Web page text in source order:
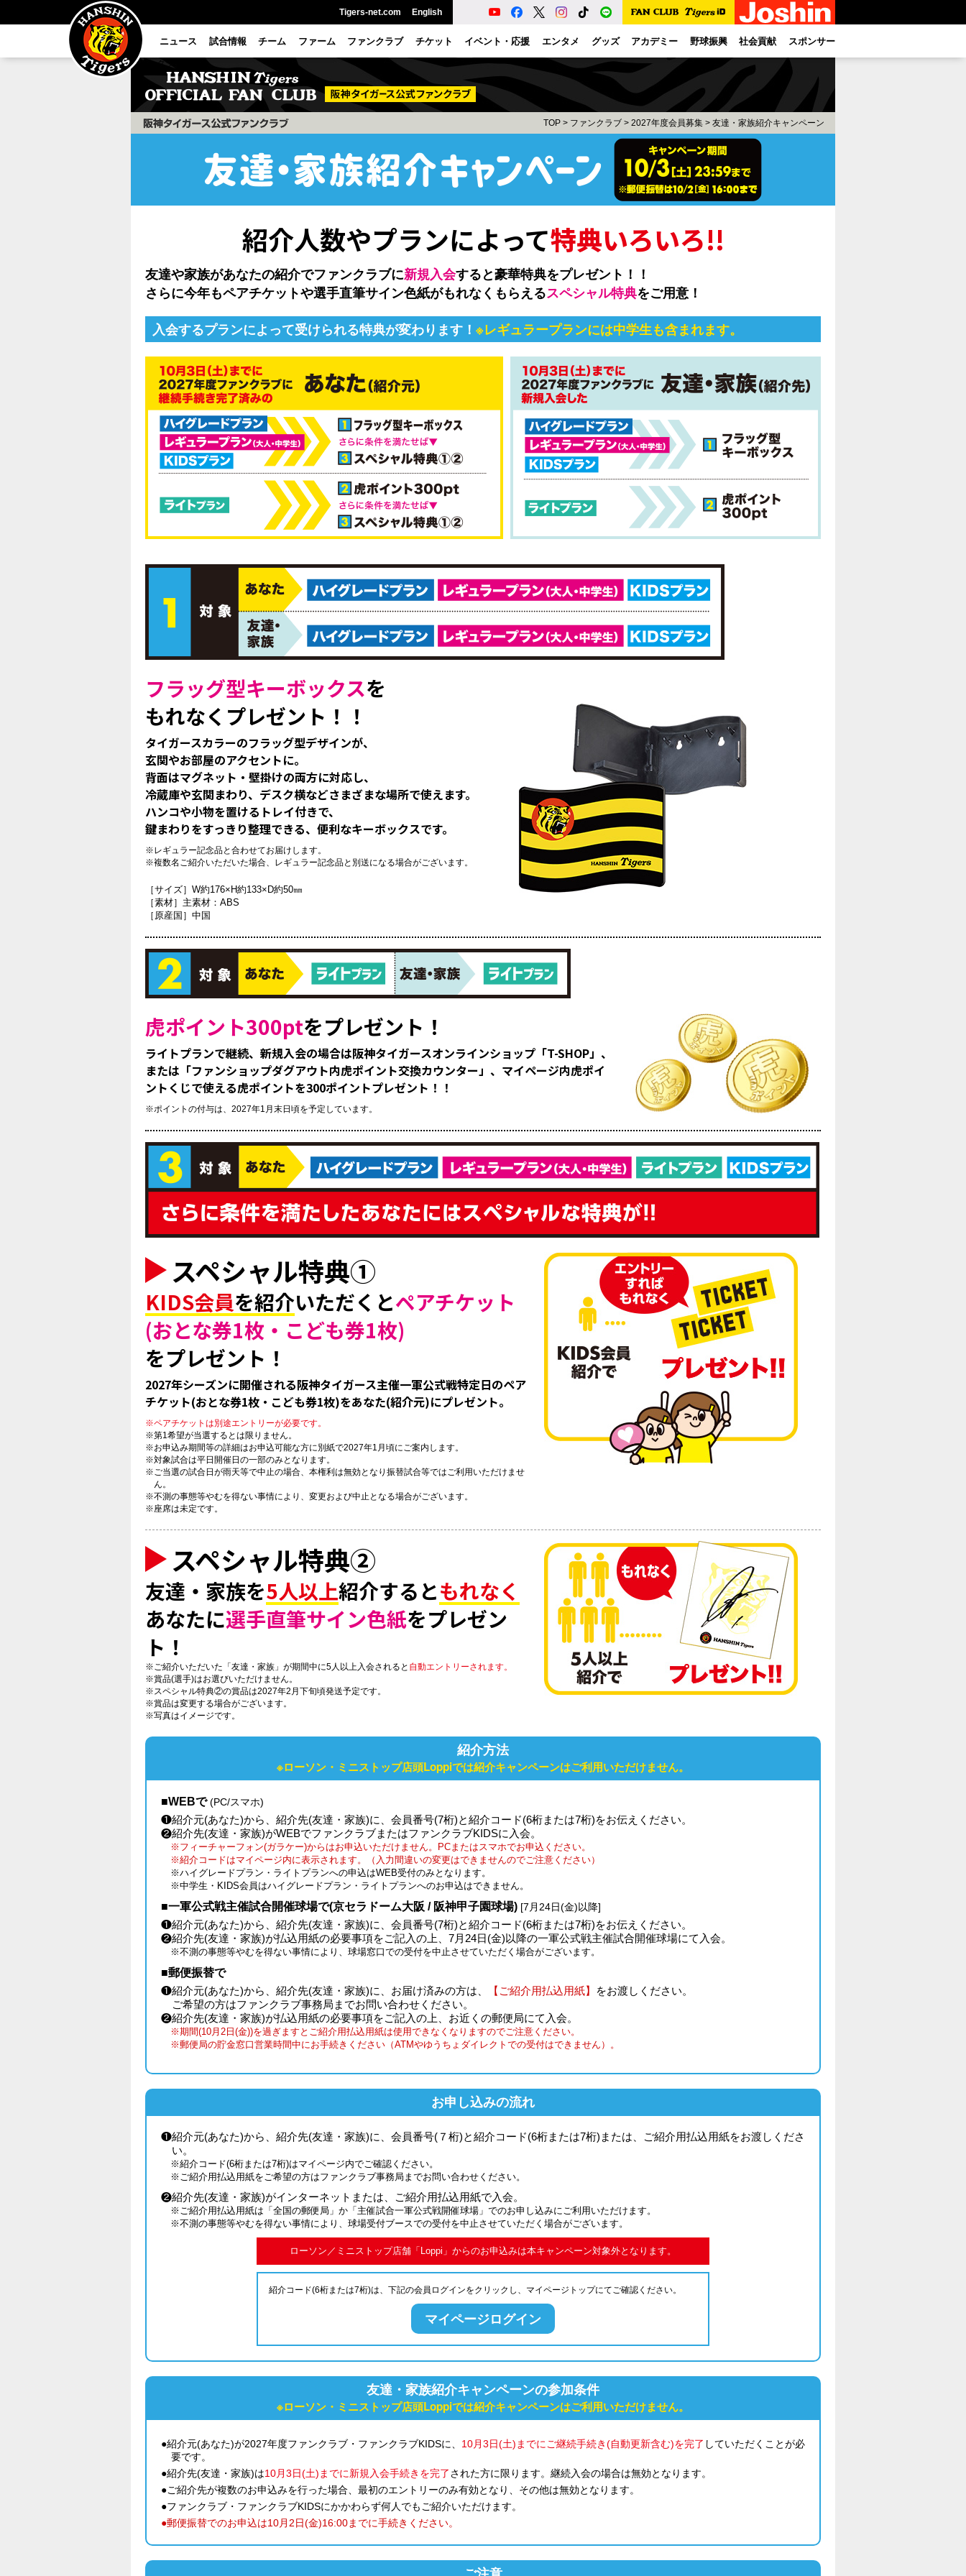
Tigers-net.com English
ニュース 試合情報 チーム ファーム ファンクラブ チケット イベント・応援 エンタメ グッズ アカデミー 野球振興 社会貢献 スポンサー
ファンクラブ
TOP > ファンクラブ > 2027年度会員募集 > 友達・家族紹介キャンペーン
紹介人数やプランによって特典いろいろ!!
友達や家族があなたの紹介でファンクラブに新規入会すると豪華特典をプレゼント！！
さらに今年もペアチケットや選手直筆サイン色紙がもれなくもらえるスペシャル特典をご用意！
入会するプランによって受けられる特典が変わります！ ※レギュラープランには中学生も含まれます。
フラッグ型キーボックスを
もれなくプレゼント！！
タイガースカラーのフラッグ型デザインが、
玄関やお部屋のアクセントに。
背面はマグネット・壁掛けの両方に対応し、
冷蔵庫や玄関まわり、デスク横などさまざまな場所で使えます。
ハンコや小物を置けるトレイ付きで、
鍵まわりをすっきり整理できる、便利なキーボックスです。
※レギュラー記念品と合わせてお届けします。
※複数名ご紹介いただいた場合、レギュラー記念品と別送になる場合がございます。
［サイズ］ W約176×H約133×D約50㎜
［素材］ 主素材：ABS
［原産国］ 中国
虎ポイント300ptをプレゼント！
ライトプランで継続、新規入会の場合は阪神タイガースオンラインショップ「T-SHOP」、
または「ファンショップダグアウト内虎ポイント交換カウンター」、マイページ内虎ポイ
ントくじで使える虎ポイントを300ポイントプレゼント！！
※ポイントの付与は、2027年1月末日頃を予定しています。
スペシャル特典①
KIDS会員を紹介いただくとペアチケット
(おとな券1枚・こども券1枚)
をプレゼント！
2027年シーズンに開催される阪神タイガース主催一軍公式戦特定日のペア
チケット(おとな券1枚・こども券1枚)をあなた(紹介元)にプレゼント。
※ペアチケットは別途エントリーが必要です。
※第1希望が当選するとは限りません。
※お申込み期間等の詳細はお申込可能な方に別紙で2027年1月頃にご案内します。
※対象試合は平日開催日の一部のみとなります。
※ご当選の試合日が雨天等で中止の場合、本権利は無効となり振替試合等ではご利用いただけませ
ん。
※不測の事態等やむを得ない事情により、変更および中止となる場合がございます。
※座席は未定です。
スペシャル特典②
友達・家族を5人以上紹介するともれなく
あなたに選手直筆サイン色紙をプレゼン
ト！
※ご紹介いただいた「友達・家族」が期間中に5人以上入会されると 自動エントリーされます。
※賞品(選手)はお選びいただけません。
※スペシャル特典②の賞品は2027年2月下旬頃発送予定です。
※賞品は変更する場合がございます。
※写真はイメージです。
紹介方法
※ローソン・ミニストップ店頭Loppiでは紹介キャンペーンはご利用いただけません。
■WEBで(PC/スマホ)
❶紹介元(あなた)から、紹介先(友達・家族)に、会員番号(7桁)と紹介コード(6桁または7桁)をお伝えください。
❷紹介先(友達・家族)がWEBでファンクラブまたはファンクラブKIDSに入会。
※フィーチャーフォン(ガラケー)からはお申込いただけません。PCまたはスマホでお申込ください。
※紹介コードはマイページ内に表示されます。（入力間違いの変更はできませんのでご注意ください）
※ハイグレードプラン・ライトプランへの申込はWEB受付のみとなります。
※中学生・KIDS会員はハイグレードプラン・ライトプランへのお申込はできません。
■一軍公式戦主催試合開催球場で(京セラドーム大阪 / 阪神甲子園球場) [7月24日(金)以降]
❶紹介元(あなた)から、紹介先(友達・家族)に、会員番号(7桁)と紹介コード(6桁または7桁)をお伝えください。
❷紹介先(友達・家族)が払込用紙の必要事項をご記入の上、7月24日(金)以降の一軍公式戦主催試合開催球場にて入会。
※不測の事態等やむを得ない事情により、球場窓口での受付を中止させていただく場合がございます。
■郵便振替で
❶紹介元(あなた)から、紹介先(友達・家族)に、お届け済みの方は、
【ご紹介用払込用紙】
をお渡しください。
ご希望の方はファンクラブ事務局までお問い合わせください。
❷紹介先(友達・家族)が払込用紙の必要事項をご記入の上、お近くの郵便局にて入会。
※期間(10月2日(金))を過ぎますとご紹介用払込用紙は使用できなくなりますのでご注意ください。
※郵便局の貯金窓口営業時間中にお手続きください（ATMやゆうちょダイレクトでの受付はできません）。
お申し込みの流れ
❶紹介元(あなた)から、紹介先(友達・家族)に、会員番号(７桁)と紹介コード(6桁または7桁)または、ご紹介用払込用紙をお渡しくださ
い。
※紹介コード(6桁または7桁)はマイページ内でご確認ください。
※ご紹介用払込用紙をご希望の方はファンクラブ事務局までお問い合わせください。
❷紹介先(友達・家族)がインターネットまたは、ご紹介用払込用紙で入会。
※ご紹介用払込用紙は「全国の郵便局」か「主催試合一軍公式戦開催球場」でのお申し込みにご利用いただけます。
※不測の事態等やむを得ない事情により、球場受付ブースでの受付を中止させていただく場合がございます。
ローソン／ミニストップ店舗「Loppi」からのお申込みは本キャンペーン対象外となります。
紹介コード(6桁または7桁)は、下記の会員ログインをクリックし、マイページトップにてご確認ください。
マイページログイン
友達・家族紹介キャンペーンの参加条件
※ローソン・ミニストップ店頭Loppiでは紹介キャンペーンはご利用いただけません。
●紹介元(あなた)が2027年度ファンクラブ・ファンクラブKIDSに、 10月3日(土)までにご継続手続き(自動更新含む)を完了 していただくことが必
要です。
●紹介先(友達・家族)は10月3日(土)までに新規入会手続きを完了された方に限ります。継続入会の場合は無効となります。
●ご紹介先が複数のお申込みを行った場合、最初のエントリーのみ有効となり、その他は無効となります。
●ファンクラブ・ファンクラブKIDSにかかわらず何人でもご紹介いただけます。
●郵便振替でのお申込は10月2日(金)16:00までに手続きください。